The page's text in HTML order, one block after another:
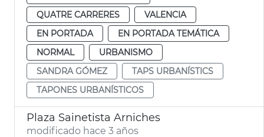
QUATRE CARRERES
VALENCIA
EN PORTADA
EN PORTADA TEMÁTICA
NORMAL
URBANISMO
SANDRA GÓMEZ
TAPS URBANÍSTICS
TAPONES URBANÍSTICOS
Plaza Sainetista Arniches
modificado hace 3 años